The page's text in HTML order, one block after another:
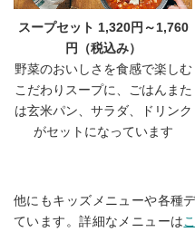
スープセット 1,320円～1,760
円（税込み）
野菜のおいしさを食感で楽しむ
こだわりスープに、ごはんまた
は玄米パン、サラダ、ドリンク
がセットになっています
他にもキッズメニューや各種
ています。詳細なメニューは